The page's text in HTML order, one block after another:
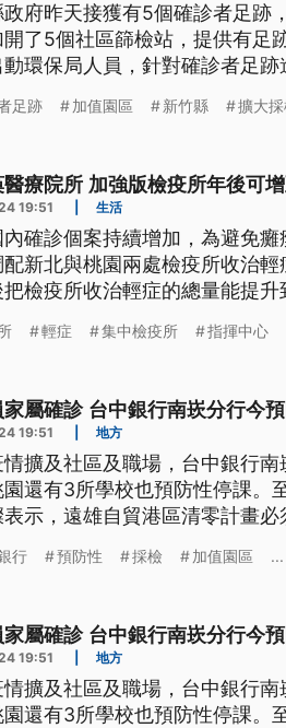
政府昨天接獲有5個確診者足跡
開了5個社區篩檢站，提供有足
動環保局人員，針對確診者足跡
足跡 加值園區 新竹縣 擴大採
醫療院所 加強版檢疫所年後可
19:51 生活
內確診個案持續增加，為避免
配新北與桃園兩處檢疫所收治
檢疫所收治輕症的總量能提升
輕症 集中檢疫所 指揮中心
屬確診 台中銀行南崁分行今
19:51 地方
擴及社區及職場，台中銀行
園還有3所學校也預防性停課。
示，遠雄自貿港區清零計畫
行 預防性 採檢 加值園區 ...
屬確診 台中銀行南崁分行今
19:51 地方
擴及社區及職場，台中銀行
園還有3所學校也預防性停課。